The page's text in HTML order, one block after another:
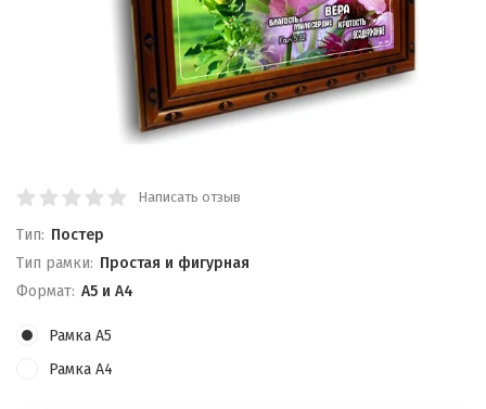
Написать отзыв
Тип: Постер
Тип рамки: Простая и фигурная
Формат: А5 и А4
Рамка А5
Рамка А4